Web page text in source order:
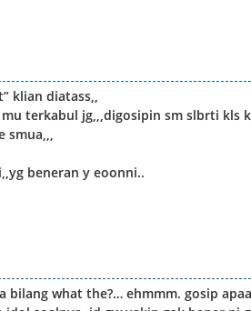
klian diatass,,
terkabul jg,,,digosipin sm slbrti kls
smua,,,
beneran y eoonni..
what the?… ehmmm. gosip